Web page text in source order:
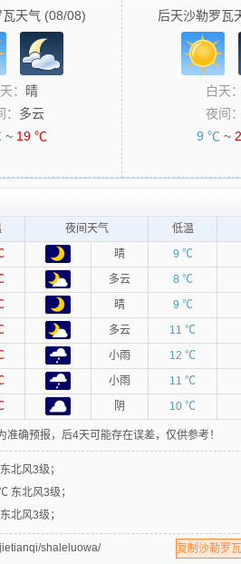
瓦天气 (08/08)
：
晴
多云
~ 19 ℃
后天沙勒罗瓦
白天：
夜间：
9 ℃ ~
夜间天气 低温
晴 9 ℃
多云 8 ℃
晴 9 ℃
多云 11 ℃
小雨 12 ℃
小雨 11 ℃
阴 10 ℃
确预报，后4天可能存在误差，仅供参考！
北风3级；
东北风3级；
北风3级；
shaleluowa/ 复制沙勒罗